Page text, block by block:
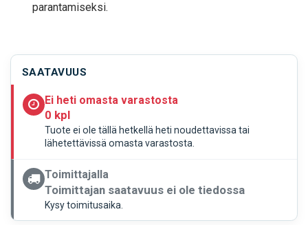
parantamiseksi.
SAATAVUUS
Ei heti omasta varastosta
0 kpl
Tuote ei ole tällä hetkellä heti noudettavissa tai
lähetettävissä omasta varastosta.
Toimittajalla
Toimittajan saatavuus ei ole tiedossa
Kysy toimitusaika.